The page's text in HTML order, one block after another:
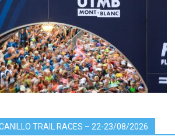
TRAIL RACES – 22-23/08/2026